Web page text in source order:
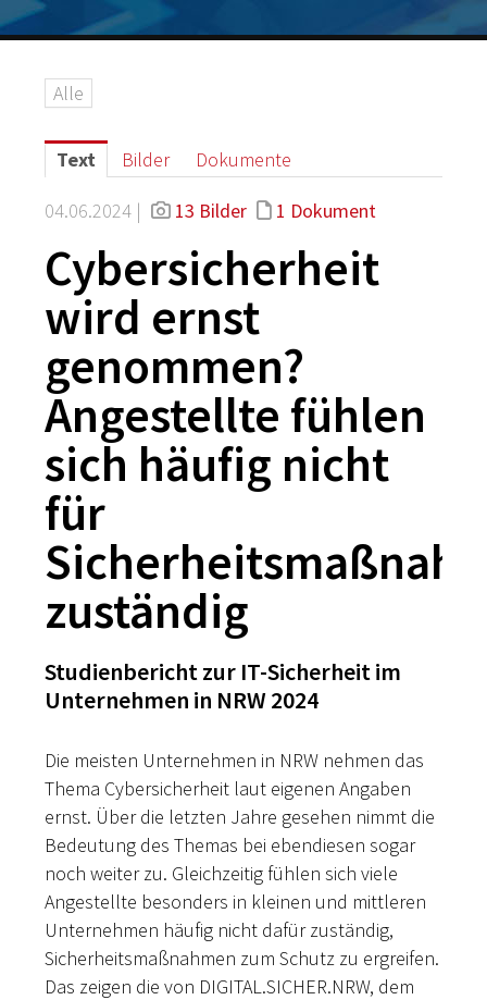
Logos
IT-Security
G DATA Campus
Kontakt
Alle
Text Bilder Dokumente
04.06.2024 | 13 Bilder 1 Dokument
Cybersicherheit
wird ernst
genommen?
Angestellte fühlen
sich häufig nicht
für
zuständig
Studienbericht zur IT-Sicherheit im
Unternehmen in NRW 2024
Die meisten Unternehmen in NRW nehmen das
Thema Cybersicherheit laut eigenen Angaben
ernst. Über die letzten Jahre gesehen nimmt die
Bedeutung des Themas bei ebendiesen sogar
noch weiter zu. Gleichzeitig fühlen sich viele
Angestellte besonders in kleinen und mittleren
Unternehmen häufig nicht dafür zuständig,
Sicherheitsmaßnahmen zum Schutz zu ergreifen.
Das zeigen die von DIGITAL.SICHER.NRW, dem